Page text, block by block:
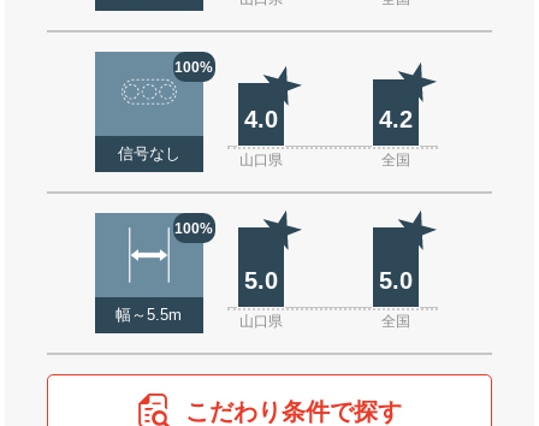
100%
信号なし
4.0 4.2
山口県 全国
100%
幅～5.5m
5.0 5.0
山口県 全国
こだわり条件で探す